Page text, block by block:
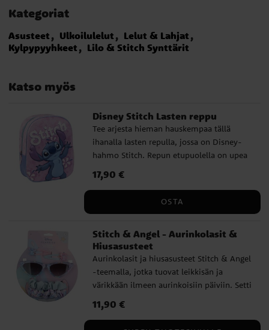
Kategoriat
Asusteet Ulkoilulelut
Lelut & Lahjat
Kylpypyyhkeet
Lilo & Stitch Synttärit
Katso myös
Disney Stitch Lasten reppu
Tee arjesta hieman hauskempaa tällä
ihanalla lasten repulla, jossa on Disney-
hahmo Stitch. Repun etupuolella on upea
päiväkotiin, retkille tai pienenä laukkuna
olkahihnojen, tilavan päälokeron ja
on sekä mukava että helppo käyttää. ✔️
3D-etupuoli leikkisällä Stitch-kuvalla ✔️
Tilava päälokero vetoketjulla ✔️
Käytännölliset verkkosivutaskut ✔️
Säädettävät, pehmustetut olkahihnat ✔️
Valmistettu kestävästä materiaalista, 67 %
polyesteriä ja 33 % EVAa Mitat: noin 25 x
31 x 10 cm
Hinta:17,90 €
17,90 €
OSTA
Stitch & Angel - Aurinkolasit &
Hiusasusteet
Aurinkolasit ja hiusasusteet Stitch & Angel
-teemalla, jotka tuovat leikkisän ja
värikkään ilmeen aurinkoisiin päiviin. Setti
sopivat hiuspinnit ja scrunchiet, juuri
Hinta: 11,90 €
11,90 €